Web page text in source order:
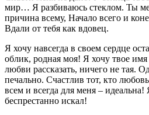
мир… Я разбиваюсь стеклом. Ты
причина всему, Начало всего и
Вдали от тебя как вдовец.
Я хочу навсегда в своем сердце
облик, родная моя! Я хочу твое
любви рассказать, ничего не тая.
печально. Счастлив тот, кто
всем и всегда для меня –
беспрестанно искал!